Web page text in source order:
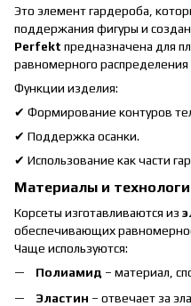
Это элемент гардероба,
поддержания фигуры и
Perfekt предназначена для
равномерного распределения
Функции изделия:
✔ Формирование контуров
✔ Поддержка осанки.
✔ Использование как части
Материалы и
Корсеты изготавливаются из
обеспечивающих
Чаще используются:
Полиамид – материал,
Эластин – отвечает за